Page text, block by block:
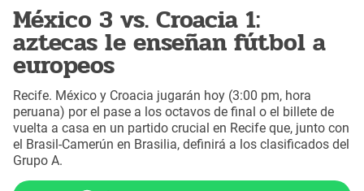
México 3 vs. Croacia 1:
aztecas le enseñan fútbol a
europeos
Recife. México y Croacia jugarán hoy (3:00 pm, hora
peruana) por el pase a los octavos de final o el billete de
vuelta a casa en un partido crucial en Recife que, junto con
el Brasil-Camerún en Brasilia, definirá a los clasificados del
Grupo A.